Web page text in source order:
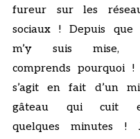
fureur sur les
sociaux ! Depuis que
m’y suis mise,
comprends pourquoi
s’agit en fait d’un
gâteau qui cuit
quelques minutes !